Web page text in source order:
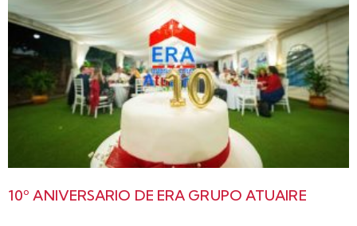
10º ANIVERSARIO DE ERA GRUPO ATUAIRE